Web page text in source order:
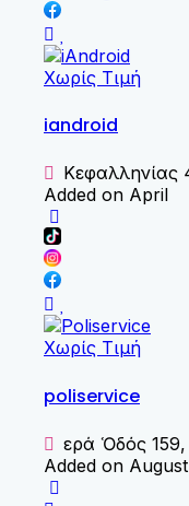
Χωρίς Τιμή
iandroid
Κεφαλληνίας
Added on April
Χωρίς Τιμή
poliservice
Ἱερά Ὁδός
Added on August